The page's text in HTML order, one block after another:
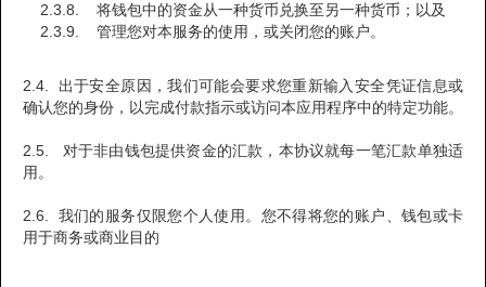
2.3.8. 将钱包中的资金从一种货币兑换至另一种货币；以及
2.3.9. 管理您对本服务的使用，或关闭您的账户。
2.4. 出于安全原因，我们可能会要求您重新输入安全凭证信息或
确认您的身份，以完成付款指示或访问本应用程序中的特定功能。
2.5. 对于非由钱包提供资金的汇款，本协议就每一笔汇款单独适
用。
2.6. 我们的服务仅限您个人使用。您不得将您的账户、钱包或卡
用于商务或商业目的